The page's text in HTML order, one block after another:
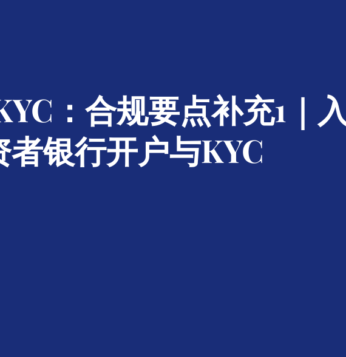
：合规要点补充1｜入
者银行开户与KYC